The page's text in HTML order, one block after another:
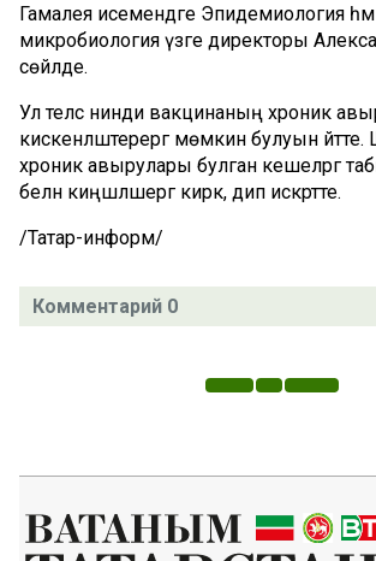
Гамалея исемендәге Эпидемиология һәм
микробиология үзәге директоры
сөйләде.
Ул теләсә нинди вакцинаның хроник
кискенләштерергә мөмкин булуын әйтте.
хроник авырулары булган кешеләргә
белән киңәшләшергә кирәк, дип искәртте.
/Татар-информ/
Комментарий 0